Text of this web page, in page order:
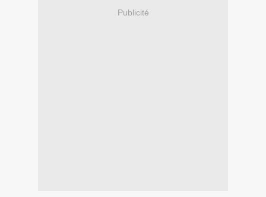
Publicité